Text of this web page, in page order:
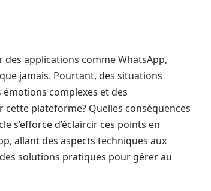
des applications comme WhatsApp,
jamais. Pourtant, des situations
complexes et des
plateforme? Quelles conséquences
s’efforce d’éclaircir ces points en
allant des aspects techniques aux
solutions pratiques pour gérer au